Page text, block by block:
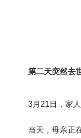
第二天突然去
3月21日，家
当天，母亲正